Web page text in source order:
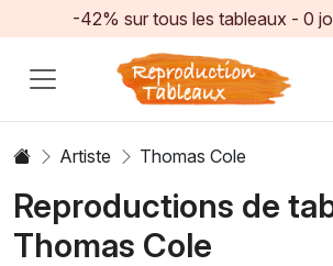
-42% sur tous les tableaux - 0
Artiste Thomas Cole
Reproductions de
Thomas Cole